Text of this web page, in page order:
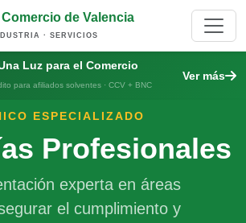
de Valencia
· SERVICIOS
Luz para el Comercio
para afiliados solventes · CCV + BNC
Ver más
ESPECIALIZADO
Profesionales
experta en áreas
el cumplimiento y